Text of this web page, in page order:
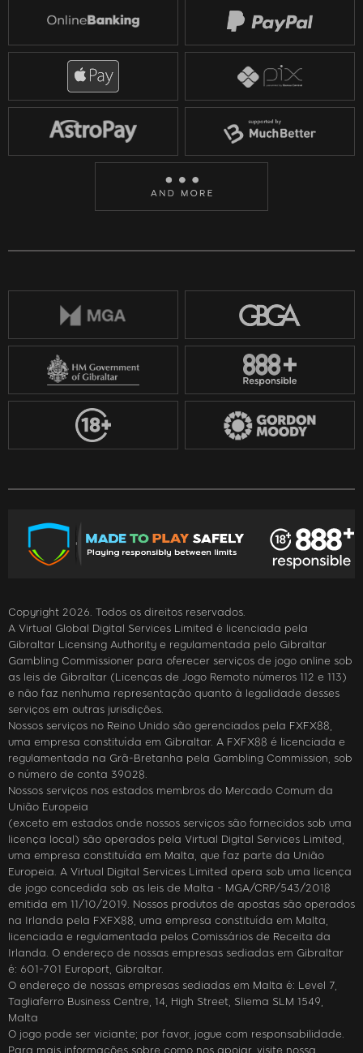
Copyright 2026. Todos os direitos reservados.
A Virtual Global Digital Services Limited é licenciada pela
Gibraltar Licensing Authority e regulamentada pelo Gibraltar
Gambling Commissioner para oferecer serviços de jogo online sob
as leis de Gibraltar (Licenças de Jogo Remoto números 112 e 113)
e não faz nenhuma representação quanto à legalidade desses
serviços em outras jurisdições.
Nossos serviços no Reino Unido são gerenciados pela FXFX88,
uma empresa constituída em Gibraltar. A FXFX88 é licenciada e
regulamentada na Grã-Bretanha pela Gambling Commission, sob
o número de conta 39028.
Nossos serviços nos estados membros do Mercado Comum da
União Europeia
(exceto em estados onde nossos serviços são fornecidos sob uma
licença local) são operados pela Virtual Digital Services Limited,
uma empresa constituída em Malta, que faz parte da União
Europeia. A Virtual Digital Services Limited opera sob uma licença
de jogo concedida sob as leis de Malta - MGA/CRP/543/2018
emitida em 11/10/2019. Nossos produtos de apostas são operados
na Irlanda pela FXFX88, uma empresa constituída em Malta,
licenciada e regulamentada pelos Comissários de Receita da
Irlanda. O endereço de nossas empresas sediadas em Gibraltar
é: 601-701 Europort, Gibraltar.
O endereço de nossas empresas sediadas em Malta é: Level 7,
Tagliaferro Business Centre, 14, High Street, Sliema SLM 1549,
Malta
O jogo pode ser viciante; por favor, jogue com responsabilidade.
Para mais informações sobre como nos apoiar, visite nossa